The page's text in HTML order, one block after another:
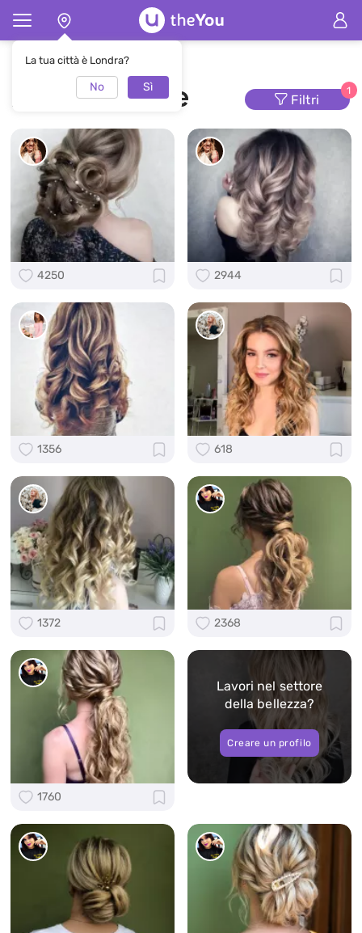
La tua città è Londra?
No Sì
Pagina principale Acconciature
Acconciature Filtri
1
4250 2944
1356 618
1372 2368
1760
Lavori nel settore
della bellezza?
Creare un profilo